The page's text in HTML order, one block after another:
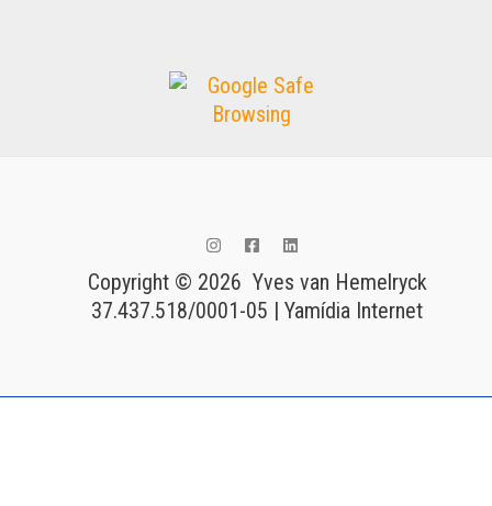
Copyright © 2026 Yves van Hemelryck
37.437.518/0001-05 | Yamídia Internet